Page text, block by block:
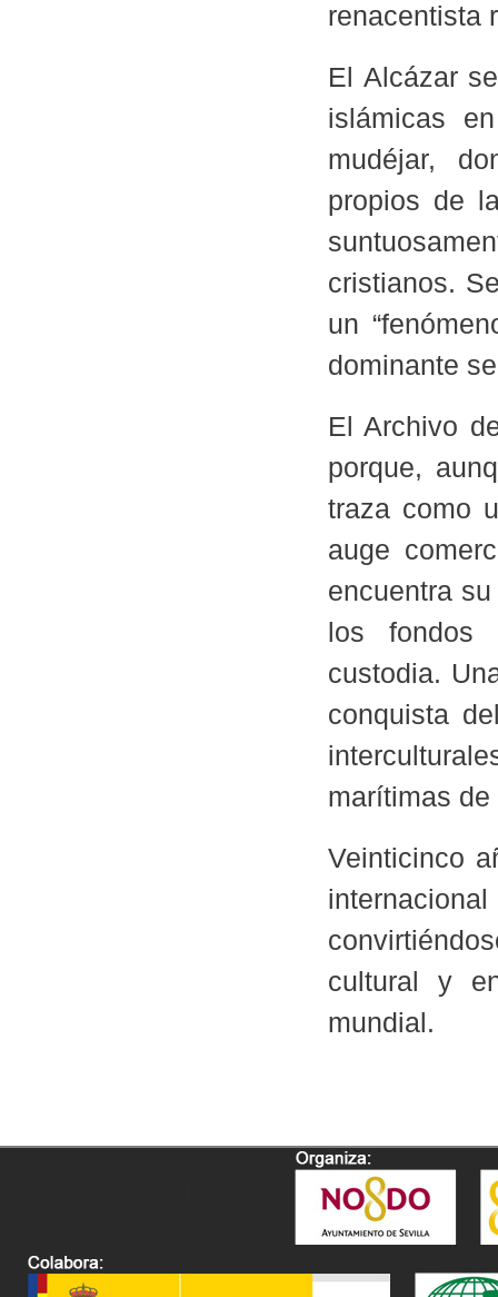
renacentista
El Alcázar
islámicas
mudéjar,
propios de
cristianos.
un
dominante
El Archivo
porque,
traza como
auge
encuentra
los fondos
custodia.
conquista
marítimas
Veinticinco
cultural y
mundial.